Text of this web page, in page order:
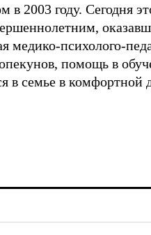
в 2003 году. Сегодня
медико-психолого-
помощь в
в семье в комфортной